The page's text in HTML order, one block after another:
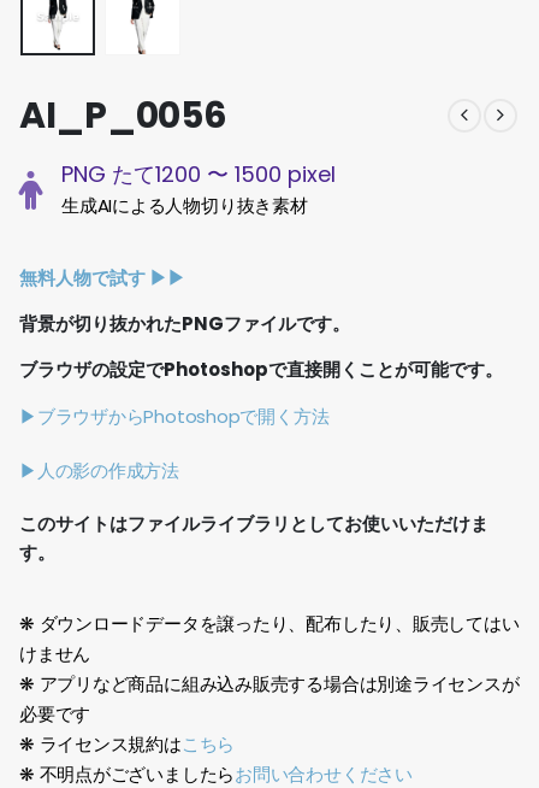
AI_P_0056
PNG たて1200 〜 1500 pixel
生成AIによる人物切り抜き素材
無料人物で試す ▶︎▶︎
背景が切り抜かれたPNGファイルです。
ブラウザの設定でPhotoshopで直接開くことが可能です。
▶ブラウザからPhotoshopで開く方法
▶人の影の作成方法
このサイトはファイルライブラリとしてお使いいただけま
す。
❋ ダウンロードデータを譲ったり、配布したり、販売してはい
けません
❋ アプリなど商品に組み込み販売する場合は別途ライセンスが
必要です
❋ ライセンス規約はこちら
❋ 不明点がございましたらお問い合わせください